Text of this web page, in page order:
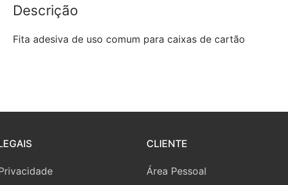
Descrição
Fita adesiva de uso comum para caixas de cartão
CLIENTE
Área Pessoal